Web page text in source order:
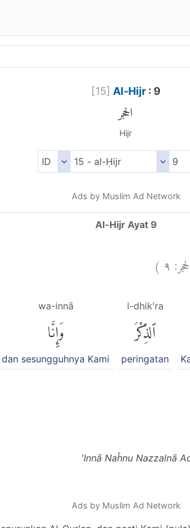
[15] Al-Hijr: 9
الحجر
Hijr
Ads by Muslim Ad Network
Al-Hijr Ayat 9
٩)
l-dhik'ra
ٱلذِّكْرَ
peringatan
wa-innā
وَإِنَّا
dan sesungguhnya Kami
'Innā Naĥnu Nazzalnā
Ads by Muslim Ad Network